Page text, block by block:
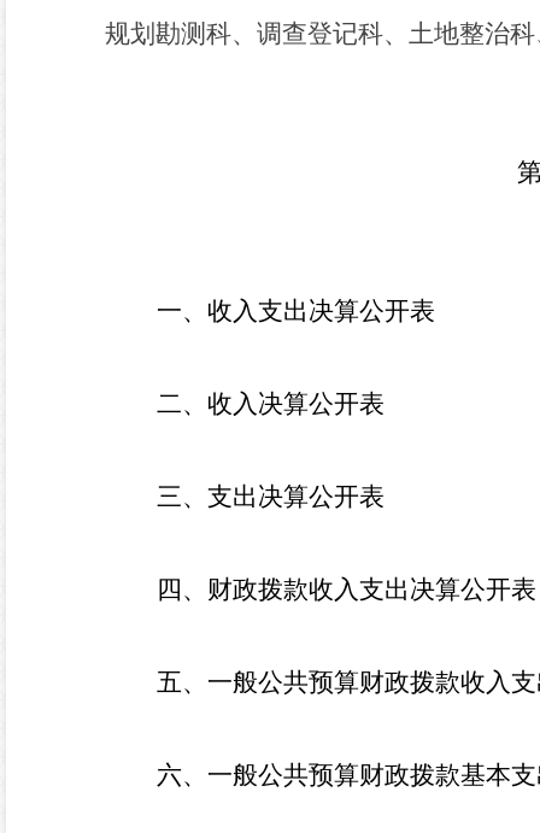
规划勘测科、调查登记科、土地整治
一、收入支出决算公开表
二、收入决算公开表
三、支出决算公开表
四、财政拨款收入支出决算公开表
五、一般公共预算财政拨款收入
六、一般公共预算财政拨款基本